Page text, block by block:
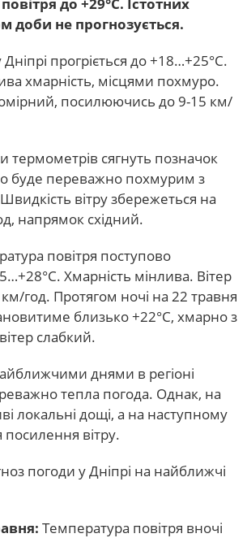
доби не прогнозується.
Дніпрі прогріється до +18…+25°C.
хмарність, місцями похмуро.
посилюючись до 9-15 км/
термометрів сягнуть позначок
буде переважно похмурим з
вітру збережеться на
напрямок східний.
повітря поступово
Хмарність мінлива. Вітер
год. Протягом ночі на 22 травня
близько +22°C, хмарно з
слабкий.
днями в регіоні
тепла погода. Однак, на
локальні дощі, а на наступному
посилення вітру.
погоди у Дніпрі на найближчі
Температура повітря вночі